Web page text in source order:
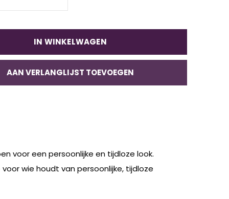
IN WINKELWAGEN
AAN VERLANGLIJST TOEVOEGEN
voor een persoonlijke en tijdloze look.
wie houdt van persoonlijke, tijdloze